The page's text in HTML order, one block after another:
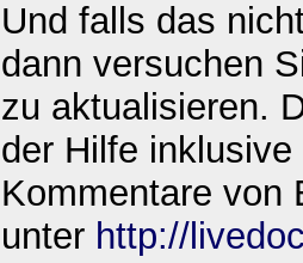
Und falls das
dann versuchen
zu aktualisieren.
der Hilfe
Kommentare von
unter http://